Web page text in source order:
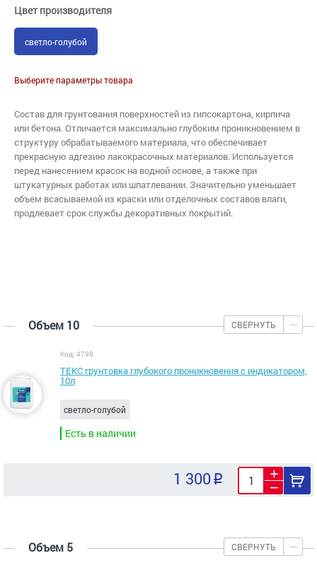
Цвет производителя
светло-голубой
Выберите параметры товара
Состав для грунтования поверхностей из гипсокартона, кирпича
или бетона. Отличается максимально глубоким проникновением в
структуру обрабатываемого материала, что обеспечивает
прекрасную адгезию лакокрасочных материалов. Используется
перед нанесением красок на водной основе, а также при
штукатурных работах или шпатлевании. Значительно уменьшает
объем всасываемой из краски или отделочных составов влаги,
продлевает срок службы декоративных покрытий.
Объем 10 СВЕРНУТЬ
Код: 4798
ТЕКС грунтовка глубокого проникновения с индикатором,
10л
светло-голубой
Есть в наличии
1 300
Объем 5 СВЕРНУТЬ